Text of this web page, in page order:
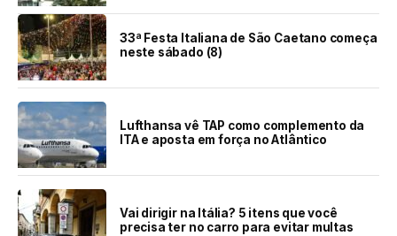
33ª Festa Italiana de São Caetano começa
neste sábado (8)
Lufthansa vê TAP como complemento da
ITA e aposta em força no Atlântico
Vai dirigir na Itália? 5 itens que você
precisa ter no carro para evitar multas